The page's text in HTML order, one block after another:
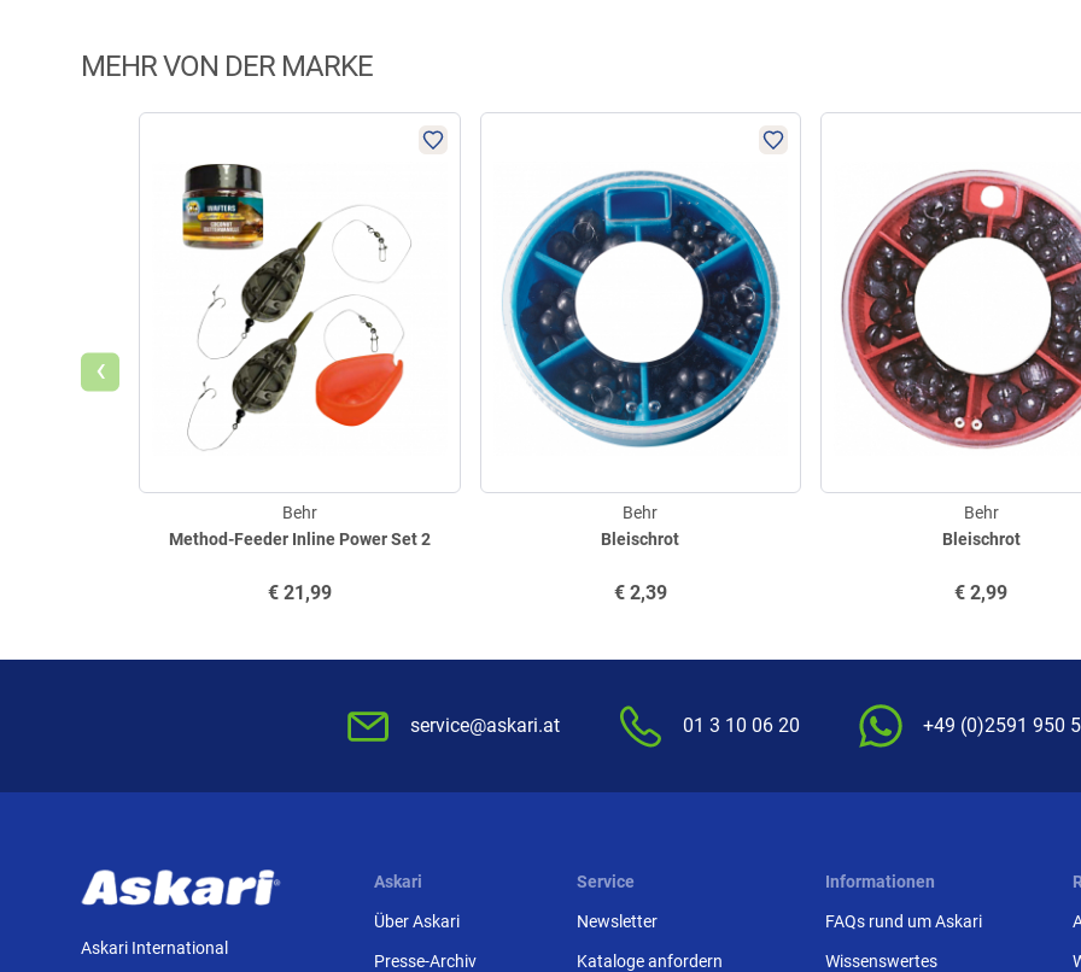
MEHR VON DER MARKE
Method-Feeder Inline Power Set 2
Behr
€21,99
Bleischrot
Behr
€2,39
Bleischrot
Behr
€ 2,99
‹
service@askari.at 01 3 10 06 20 +49 (0)2591 950
Askari International
Askari
Über Askari
Presse-Archiv
Service
Newsletter
Kataloge anfordern
Informationen
FAQs rund um Askari
Wissenswertes